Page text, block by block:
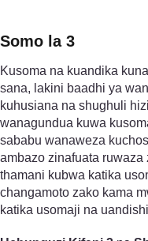
Somo la 3
Kusoma na kuandika
sana, lakini baadhi ya
kuhusiana na shughuli
wanagundua kuwa
sababu wanaweza
ambazo zinafuata
thamani kubwa katika
changamoto zako kama
katika usomaji na